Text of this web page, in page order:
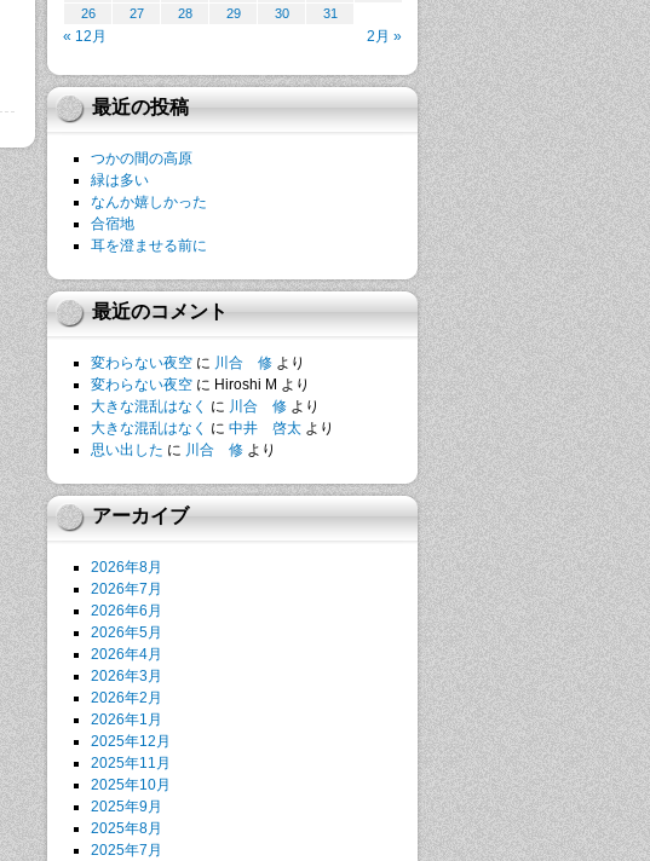
« 12月 2月 »
26
27 28 29 30 31
最近の投稿
つかの間の高原
緑は多い
なんか嬉しかった
合宿地
耳を澄ませる前に
最近のコメント
変わらない夜空に 川合 修より
変わらない夜空に Hiroshi M より
大きな混乱はなく に 川合 修より
大きな混乱はなく に 中井 啓太より
思い出した に 川合 修より
アーカイブ
2026年8月
2026年7月
2026年6月
2026年5月
2026年4月
2026年3月
2026年2月
2026年1月
2025年12月
2025年11月
2025年10月
2025年9月
2025年8月
2025年7月